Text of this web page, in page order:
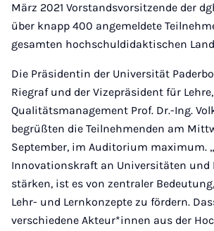
März 2021 Vorstandsvorsitzende der
über knapp 400 angemeldete
gesamten hochschuldidaktischen
Die Präsidentin der Universität
Riegraf und der Vizepräsident für
Qualitätsmanagement Prof. Dr.-Ing.
begrüßten die Teilnehmenden am
September, im Auditorium maximum.
Innovationskraft an Universitäten und
stärken, ist es von zentraler
Lehr- und Lernkonzepte zu fördern.
verschiedene Akteur*innen aus der